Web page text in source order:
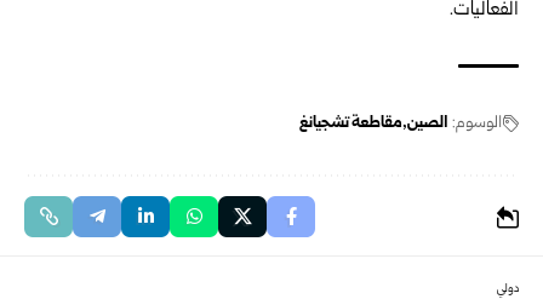
الفعاليات.‏
الوسوم: الصين مقاطعة تشجيانغ
دولي